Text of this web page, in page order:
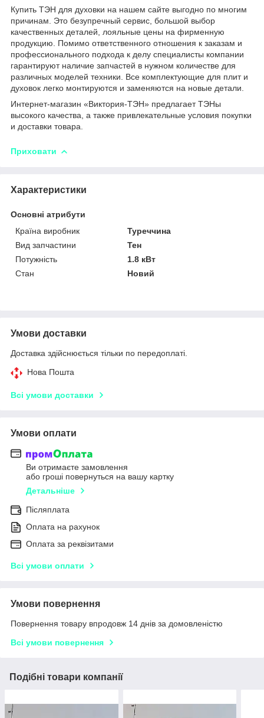
Купить ТЭН для духовки на нашем сайте выгодно по многим
причинам. Это безупречный сервис, большой выбор
качественных деталей, лояльные цены на фирменную
продукцию. Помимо ответственного отношения к заказам и
профессионального подхода к делу специалисты компании
гарантируют наличие запчастей в нужном количестве для
различных моделей техники. Все комплектующие для плит и
духовок легко монтируются и заменяются на новые детали.
Интернет-магазин «Виктория-ТЭН» предлагает ТЭНы
высокого качества, а также привлекательные условия покупки
и доставки товара.
Приховати
Характеристики
Основні атрибути
Країна виробник
Туреччина
Вид запчастини
Тен
Потужність
1.8 кВт
Стан
Новий
Умови доставки
Доставка здійснюється тільки по передоплаті.
Нова Пошта
Всі умови доставки
Умови оплати
Ви отримаєте замовлення
або гроші повернуться на вашу картку
Детальніше
Післяплата
Оплата на рахунок
Оплата за реквізитами
Всі умови оплати
Умови повернення
Повернення товару впродовж 14 днів за домовленістю
Всі умови повернення
Подібні товари компанії